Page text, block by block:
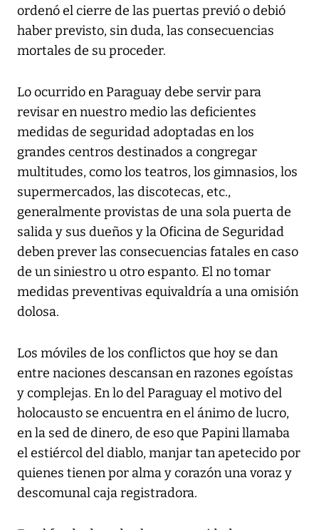
ordenó el cierre de las puertas previó o debió
haber previsto, sin duda, las consecuencias
mortales de su proceder.
Lo ocurrido en Paraguay debe servir para
revisar en nuestro medio las deficientes
medidas de seguridad adoptadas en los
grandes centros destinados a congregar
multitudes, como los teatros, los gimnasios, los
supermercados, las discotecas, etc.,
generalmente provistas de una sola puerta de
salida y sus dueños y la Oficina de Seguridad
deben prever las consecuencias fatales en caso
de un siniestro u otro espanto. El no tomar
medidas preventivas equivaldría a una omisión
dolosa.
Los móviles de los conflictos que hoy se dan
entre naciones descansan en razones egoístas
y complejas. En lo del Paraguay el motivo del
holocausto se encuentra en el ánimo de lucro,
en la sed de dinero, de eso que Papini llamaba
el estiércol del diablo, manjar tan apetecido por
quienes tienen por alma y corazón una voraz y
descomunal caja registradora.